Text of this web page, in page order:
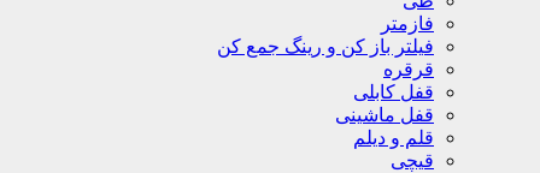
فازمتر
فیلتر باز کن و رینگ جمع کن
قرقره
قفل کابلی
قفل ماشینی
قلم و دیلم
قیچی